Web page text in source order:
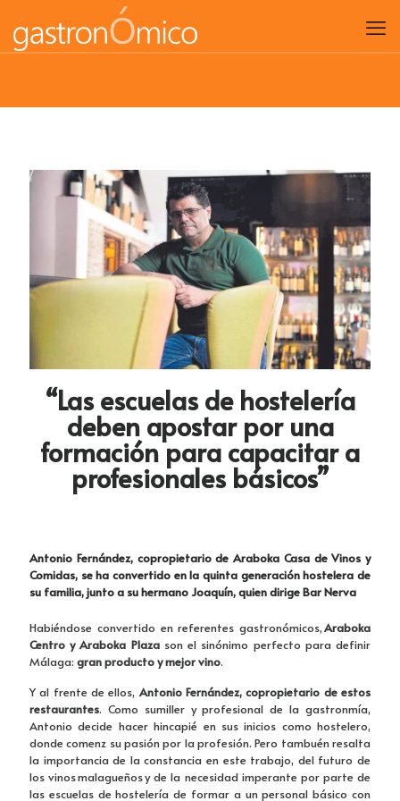
“Las escuelas de hostelería
deben apostar por una
formación para capacitar a
profesionales básicos”
Antonio Fernández, copropietario de Araboka Casa de Vinos y
Comidas, se ha convertido en la quinta generación hostelera de
su familia, junto a su hermano Joaquín, quien dirige Bar Nerva
Habiéndose convertido en referentes gastronómicos,Araboka
Centro y Araboka Plazason el sinónimo perfecto para definir
Málaga: gran producto y mejor vino.
Y al frente de ellos,Antonio Fernández, copropietario de estos
restaurantes. Como sumiller y profesional de la gastronmía,
Antonio decide hacer hincapié en sus inicios como hostelero,
donde comenz su pasión por la profesión. Pero tambuén resalta
la importancia de la constancia en este trabajo, del futuro de
los vinos malagueños y de la necesidad imperante por parte de
las escuelas de hostelería de formar a un personal básico con